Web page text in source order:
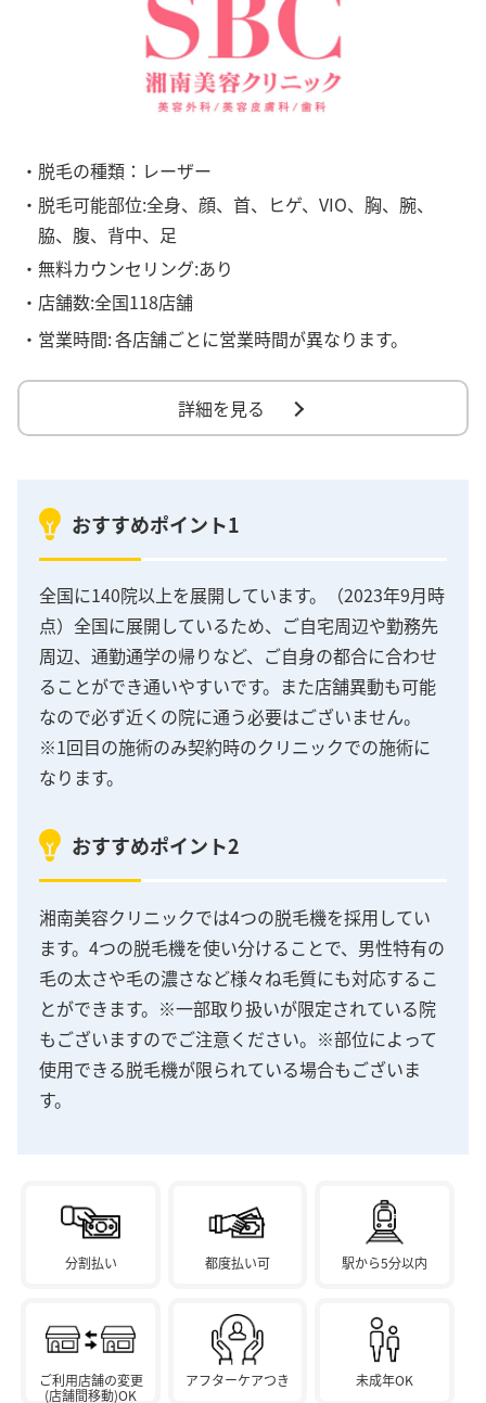
・脱毛の種類：レーザー
・脱毛可能部位:全身、顔、首、ヒゲ、VIO、胸、腕、
脇、腹、背中、足
・無料カウンセリング:あり
・店舗数:全国118店舗
・営業時間:各店舗ごとに営業時間が異なります。
詳細を見る
おすすめポイント1
全国に140院以上を展開しています。（2023年9月時
点）全国に展開しているため、ご自宅周辺や勤務先
周辺、通勤通学の帰りなど、ご自身の都合に合わせ
ることができ通いやすいです。また店舗異動も可能
なので必ず近くの院に通う必要はございません。
※1回目の施術のみ契約時のクリニックでの施術に
なります。
おすすめポイント2
湘南美容クリニックでは4つの脱毛機を採用してい
ます。4つの脱毛機を使い分けることで、男性特有の
毛の太さや毛の濃さなど様々ね毛質にも対応するこ
とができます。※一部取り扱いが限定されている院
もございますのでご注意ください。※部位によって
使用できる脱毛機が限られている場合もございま
す。
分割払い 都度払い可 駅から5分以内
ご利用店舗の変更
(店舗間移動)OK
アフターケアつき 未成年OK